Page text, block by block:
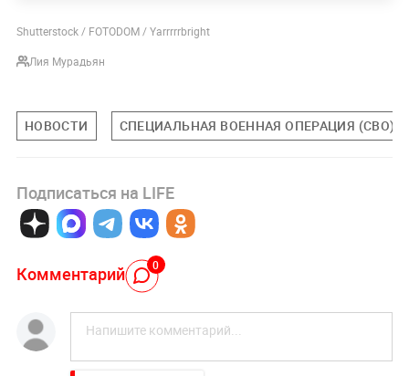
Shutterstock / FOTODOM / Yarrrrrbright
Лия Мурадьян
НОВОСТИ СПЕЦИАЛЬНАЯ ВОЕННАЯ ОПЕРАЦИЯ (СВО)
Подписаться на LIFE
Комментарий 0